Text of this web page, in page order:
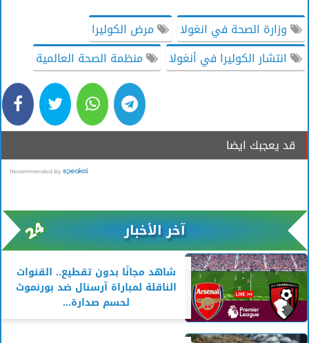
وزارة الصحة في انغولا
مرض الكوليرا
انتشار الكوليرا في أنغولا
منظمة الصحة العالمية
قد يعجبك ايضا
آخر الأخبار
شاهد مجانًا بدون تقطيع.. القنوات
الناقلة لمباراة آرسنال ضد بورنموث
لحسم صدارة...